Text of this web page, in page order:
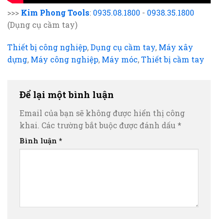
>>> Kim Phong Tools: 0935.08.1800 - 0938.35.1800
(Dụng cụ cầm tay)
Thiết bị công nghiệp,Dụng cụ cầm tay, Máy xây
dựng, Máy công nghiệp, Máy móc,Thiết bị cầm tay
Để lại một bình luận
Email của bạn sẽ không được hiển thị công
khai. Các trường bắt buộc được đánh dấu *
Bình luận *